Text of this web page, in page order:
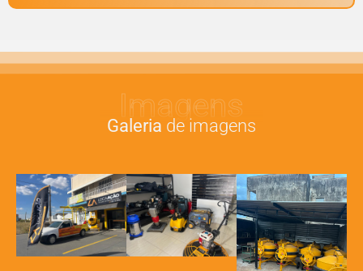
Imagens
Galeria de imagens